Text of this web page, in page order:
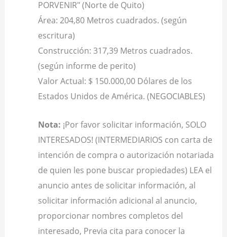
PORVENIR" (Norte de Quito)
Área: 204,80 Metros cuadrados. (según
escritura)
Construcción: 317,39 Metros cuadrados.
(según informe de perito)
Valor Actual: $ 150.000,00 Dólares de los
Estados Unidos de América. (NEGOCIABLES)
Nota: ¡Por favor solicitar información, SOLO
INTERESADOS! (INTERMEDIARIOS con carta de
intención de compra o autorización notariada
de quien les pone buscar propiedades) LEA el
anuncio antes de solicitar información, al
solicitar información adicional al anuncio,
proporcionar nombres completos del
interesado, Previa cita para conocer la